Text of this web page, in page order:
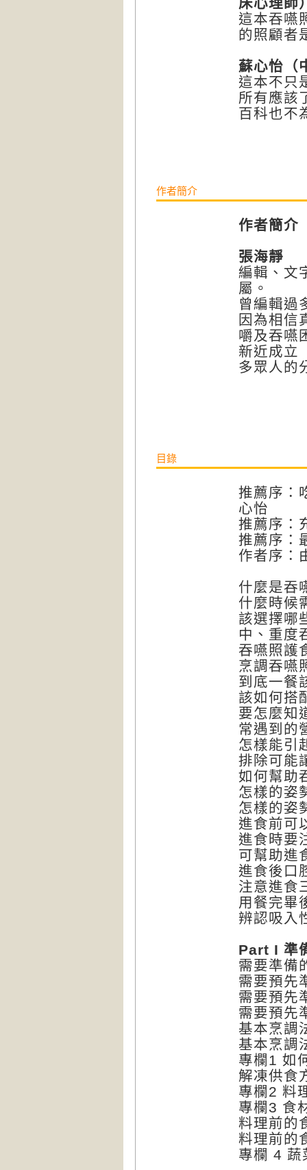
這本吞嚥
的照顧者
蘇心怡（
這本不只
所有應該
百科也不
作者簡介
作者簡介
張海靜
編輯、文
屬。
曾編輯過
因為相信
嚼及吞嚥
新近成立
多眾人的
目錄
推薦序：
心怡
推薦序：
推薦序：
作者序：
什麼是吞
什麼時候
該選擇哪
中、重度
吞嚥照護
烹調吞嚥
到底一餐
該如何搭
要怎麼知
常遇到的
怎樣能引
排除可能
如何幫助
怎樣的姿
怎樣的姿
進食前可
進食時要
可幫助進
進食後口
注意進食
用餐完畢
辨認吸入
Part I 準
需要準備
需要預
需要預
需要預
基本烹
基本烹
專欄1 如
解凍供食
專欄2 料
專欄3 食
料理前
料理前
專欄 4 蔬